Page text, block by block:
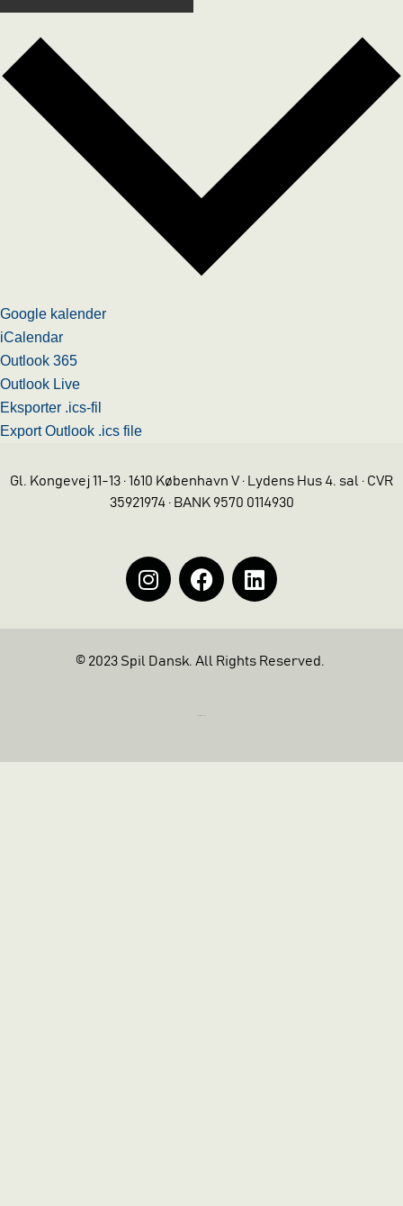
Google kalender
iCalendar
Outlook 365
Outlook Live
Eksporter .ics-fil
Export Outlook .ics file
Gl. Kongevej 11-13 · 1610 København V · Lydens Hus 4. sal · CVR
35921974 · BANK 9570 0114930
© 2023 Spil Dansk. All Rights Reserved.